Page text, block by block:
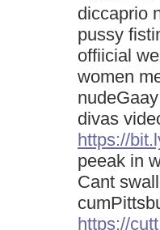
diccaprio
pussy
offiicial
women
divas
https://
peeak in
Cant
https://